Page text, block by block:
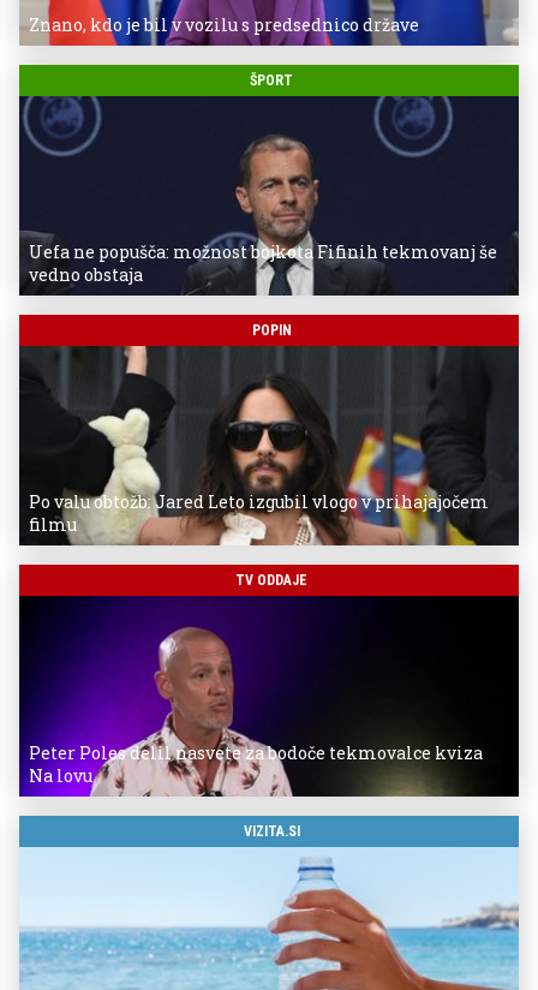
Znano, kdo je bil v vozilu s predsednico države
ŠPORT
Uefa ne popušča: možnost bojkota Fifinih tekmovanj še
vedno obstaja
POPIN
Po valu obtožb: Jared Leto izgubil vlogo v prihajajočem
filmu
TV ODDAJE
Peter Poles delil nasvete za bodoče tekmovalce kviza
Na lovu
VIZITA.SI